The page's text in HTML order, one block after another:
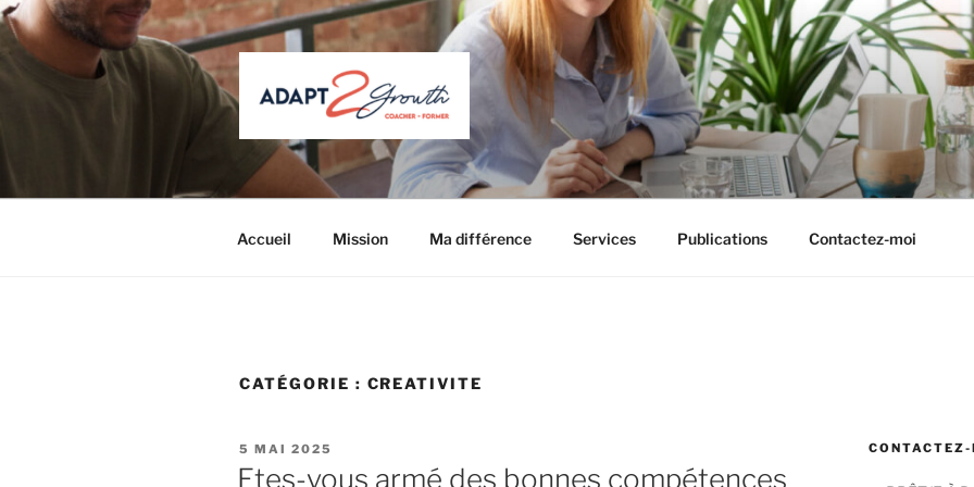
Aller
au
contenu
ADAPT 2 GROWTH
Coacher – Former
Accueil Mission Ma différence Services Publications Contactez-moi
CATÉGORIE : CREATIVITE
PUBLIÉ
LE
5 MAI 2025
Etes-vous armé des bonnes compétences